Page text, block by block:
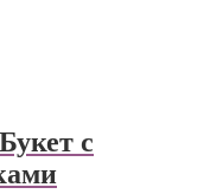
с